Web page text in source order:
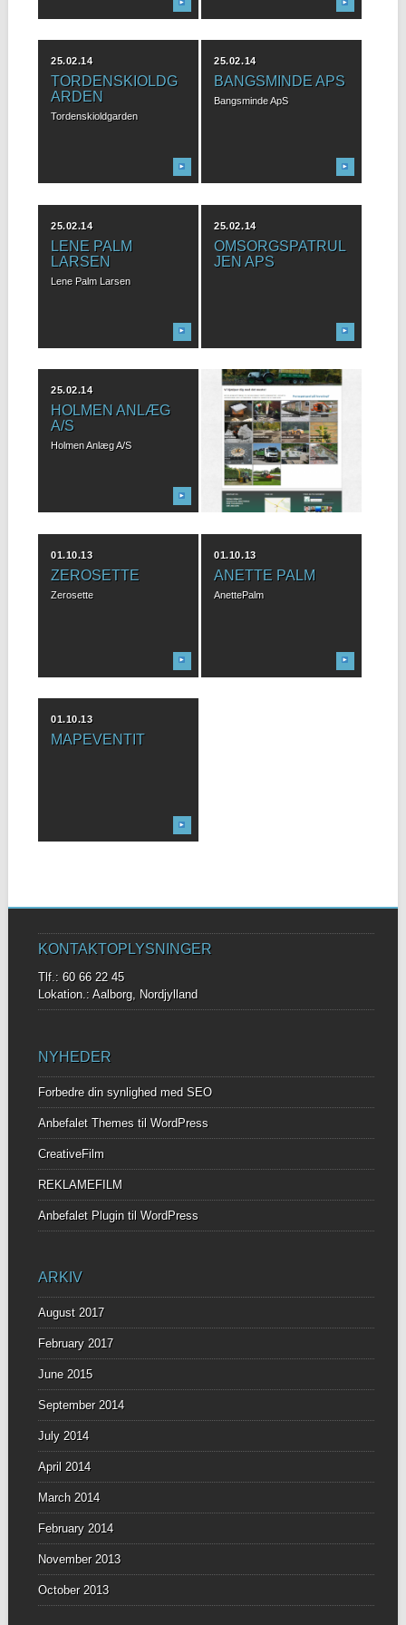
25.02.14
TORDENSKIOLDG
ARDEN
Tordenskioldgarden
25.02.14
BANGSMINDE APS
Bangsminde ApS
25.02.14
LENE PALM
LARSEN
Lene Palm Larsen
25.02.14
OMSORGSPATRUL
JEN APS
25.02.14
HOLMEN ANLÆG
A/S
Holmen Anlæg A/S
10.11.13
WEBDESIGN
Vi tilbyder webdesign som
passer til netop dit behov. Vi
har...
01.10.13
ZEROSETTE
Zerosette
01.10.13
ANETTE PALM
AnettePalm
01.10.13
MAPEVENTIT
KONTAKTOPLYSNINGER
Tlf.: 60 66 22 45
Lokation.: Aalborg, Nordjylland
NYHEDER
Forbedre din synlighed med SEO
Anbefalet Themes til WordPress
CreativeFilm
REKLAMEFILM
Anbefalet Plugin til WordPress
ARKIV
August 2017
February 2017
June 2015
September 2014
July 2014
April 2014
March 2014
February 2014
November 2013
October 2013